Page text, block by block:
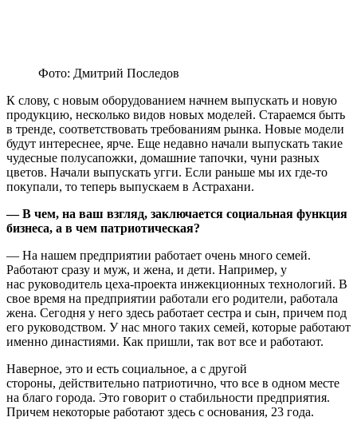
Фото: Дмитрий Последов
К слову, с новым оборудованием начнем выпускать и новую
продукцию, несколько видов новых моделей. Стараемся быть
в тренде, соответствовать требованиям рынка. Новые модели
будут интереснее, ярче. Еще недавно начали выпускать такие
чудесные полусапожки, домашние тапочки, чуни разных
цветов. Начали выпускать угги. Если раньше мы их где-то
покупали, то теперь выпускаем в Астрахани.
— В чем, на ваш взгляд, заключается социальная функция
бизнеса, а в чем патриотическая?
— На нашем предприятии работает очень много семей.
Работают сразу и муж, и жена, и дети. Например, у
нас руководитель цеха-проекта инжекционных технологий. В
свое время на предприятии работали его родители, работала
жена. Сегодня у него здесь работает сестра и сын, причем под
его руководством. У нас много таких семей, которые работают
именно династиями. Как пришли, так вот все и работают.
Наверное, это и есть социальное, а с другой
стороны, действительно патриотично, что все в одном месте
на благо города. Это говорит о стабильности предприятия.
Причем некоторые работают здесь с основания, 23 года.